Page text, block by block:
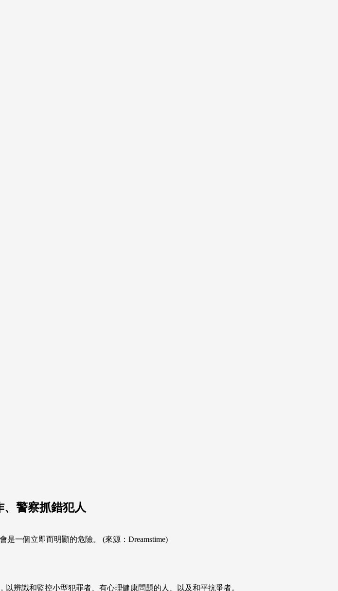
警察抓錯犯人
一個立即而明顯的危險。 (來源：Dreamstime)
辨識和監控小型犯罪者、有心理健康問題的人、以及和平抗爭者。